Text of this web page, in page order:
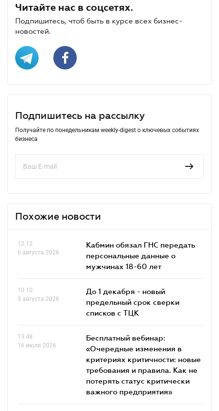
Читайте нас в соцсетях.
Подпишитесь, чтоб быть в курсе всех бизнес-
новостей.
Подпишитесь на рассылку
Получайте по понедельникам weekly-digest о ключевых событиях
бизнеса
Похожие новости
12.12
6 августа 2026
Кабмин обязал ГНС передать
персональные данные о
мужчинах 18-60 лет
10.10
5 августа 2026
До 1 декабря - новый
предельный срок сверки
списков c ТЦК
13.48
16 июля 2026
Бесплатный вебинар:
«Очередные изменения в
критериях критичности: новые
требования и правила. Как не
потерять статус критически
важного предприятия»